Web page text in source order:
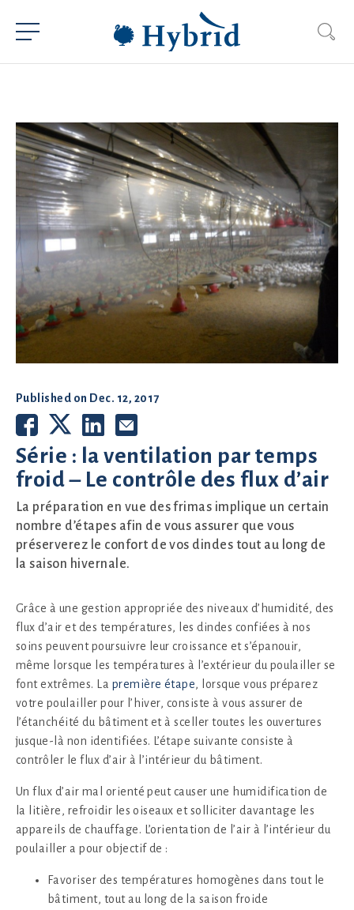
Published on Dec. 12, 2017
Série : la ventilation par temps
froid – Le contrôle des flux d’air
La préparation en vue des frimas implique un certain
nombre d’étapes afin de vous assurer que vous
préserverez le confort de vos dindes tout au long de
la saison hivernale.
Grâce à une gestion appropriée des niveaux d’humidité, des
flux d’air et des températures, les dindes confiées à nos
soins peuvent poursuivre leur croissance et s’épanouir,
même lorsque les températures à l’extérieur du poulailler se
font extrêmes. La première étape, lorsque vous préparez
votre poulailler pour l’hiver, consiste à vous assurer de
l’étanchéité du bâtiment et à sceller toutes les ouvertures
jusque-là non identifiées. L’étape suivante consiste à
contrôler le flux d’air à l’intérieur du bâtiment.
Un flux d’air mal orienté peut causer une humidification de
la litière, refroidir les oiseaux et solliciter davantage les
appareils de chauffage. L’orientation de l’air à l’intérieur du
poulailler a pour objectif de :
Favoriser des températures homogènes dans tout le
bâtiment, tout au long de la saison froide